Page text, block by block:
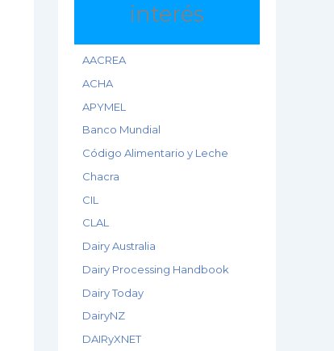
interés
AACREA
ACHA
APYMEL
Banco Mundial
Código Alimentario y Leche
Chacra
CIL
CLAL
Dairy Australia
Dairy Processing Handbook
Dairy Today
DairyNZ
DAIRyXNET